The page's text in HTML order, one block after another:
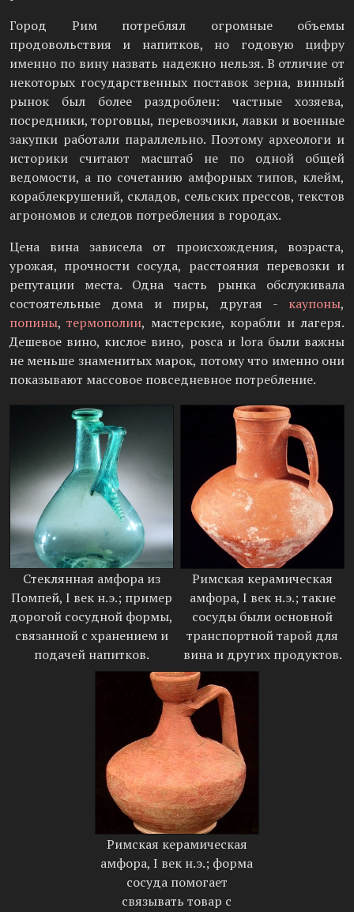
Город Рим потреблял огромные объемы
продовольствия и напитков, но годовую цифру
именно по вину назвать надежно нельзя. В отличие от
некоторых государственных поставок зерна, винный
рынок был более раздроблен: частные хозяева,
посредники, торговцы, перевозчики, лавки и военные
закупки работали параллельно. Поэтому археологи и
историки считают масштаб не по одной общей
ведомости, а по сочетанию амфорных типов, клейм,
кораблекрушений, складов, сельских прессов, текстов
агрономов и следов потребления в городах.
Цена вина зависела от происхождения, возраста,
урожая, прочности сосуда, расстояния перевозки и
репутации места. Одна часть рынка обслуживала
состоятельные дома и пиры, другая - каупоны,
попины,термополии, мастерские, корабли и лагеря.
Дешевое вино, кислое вино, posca и lora были важны
не меньше знаменитых марок, потому что именно они
показывают массовое повседневное потребление.
Стеклянная амфора из
Помпей, I век н.э.; пример
дорогой сосудной формы,
связанной с хранением и
подачей напитков.
Римская керамическая
амфора, I век н.э.; такие
сосуды были основной
транспортной тарой для
вина и других продуктов.
Римская керамическая
амфора, I век н.э.; форма
сосуда помогает
связывать товар с